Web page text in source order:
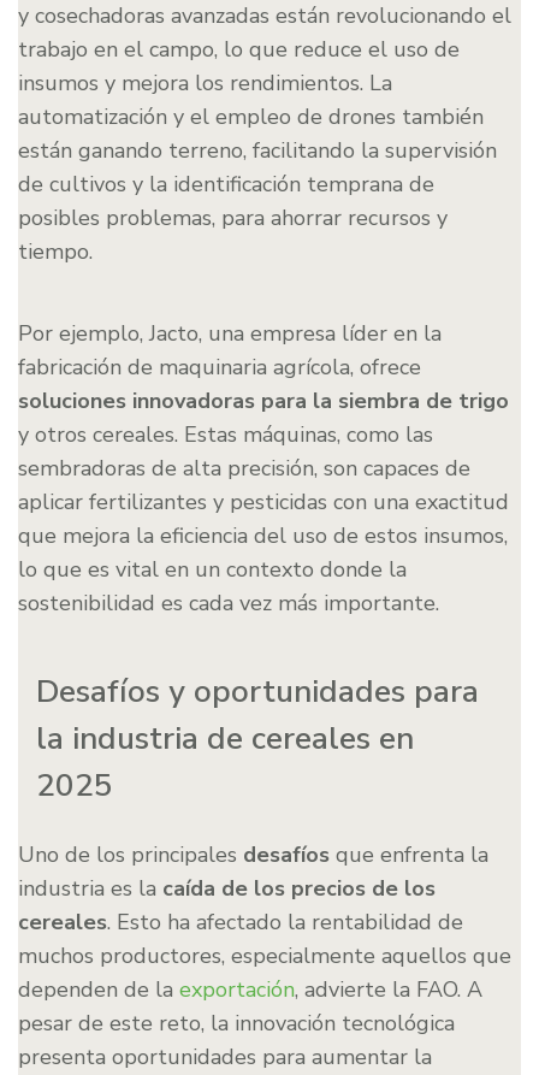
y cosechadoras avanzadas están revolucionando el
trabajo en el campo, lo que reduce el uso de
insumos y mejora los rendimientos. La
automatización y el empleo de drones también
están ganando terreno, facilitando la supervisión
de cultivos y la identificación temprana de
posibles problemas, para ahorrar recursos y
tiempo.
Por ejemplo, Jacto, una empresa líder en la
fabricación de maquinaria agrícola, ofrece
soluciones innovadoras para la siembra de trigo
y otros cereales. Estas máquinas, como las
sembradoras de alta precisión, son capaces de
aplicar fertilizantes y pesticidas con una exactitud
que mejora la eficiencia del uso de estos insumos,
lo que es vital en un contexto donde la
sostenibilidad es cada vez más importante.
Desafíos y oportunidades para
la industria de cereales en
2025
Uno de los principales desafíos que enfrenta la
industria es la caída de los precios de los
cereales. Esto ha afectado la rentabilidad de
muchos productores, especialmente aquellos que
dependen de la exportación, advierte la FAO. A
pesar de este reto, la innovación tecnológica
presenta oportunidades para aumentar la